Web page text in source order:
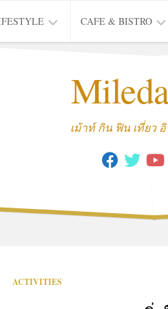
MOVIE
CAFE & BISTRO
CAFE
เม้าท์ กิน ฟิน เที่ยว
ACTIVITIES